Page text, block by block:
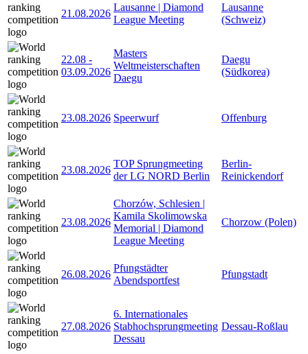
21.08.2026
Lausanne | Diamond
League Meeting
Lausanne
(Schweiz)
22.08 -
03.09.2026
Masters
Weltmeisterschaften
Daegu
Daegu
(Südkorea)
23.08.2026 Speerwurf Offenburg
23.08.2026
TOP Sprungmeeting
der LG NORD Berlin
Berlin-
Reinickendorf
23.08.2026
Chorzów, Schlesien |
Kamila Skolimowska
Memorial | Diamond
League Meeting
Chorzow (Polen)
26.08.2026
Pfungstädter
Abendsportfest
Pfungstadt
27.08.2026
6. Internationales
Stabhochsprungmeeting
Dessau
Dessau-Roßlau